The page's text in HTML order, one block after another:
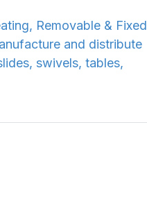
Removable & Fixed
and distribute
swivels, tables,